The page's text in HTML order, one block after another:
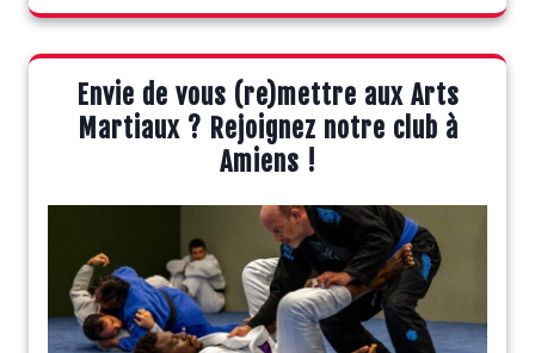
Envie de vous (re)mettre aux Arts
Martiaux ? Rejoignez notre club à
Amiens !